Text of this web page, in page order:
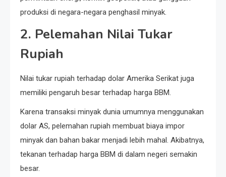
produksi di negara-negara penghasil minyak.
2. Pelemahan Nilai Tukar
Rupiah
Nilai tukar rupiah terhadap dolar Amerika Serikat juga
memiliki pengaruh besar terhadap harga BBM.
Karena transaksi minyak dunia umumnya menggunakan
dolar AS, pelemahan rupiah membuat biaya impor
minyak dan bahan bakar menjadi lebih mahal. Akibatnya,
tekanan terhadap harga BBM di dalam negeri semakin
besar.